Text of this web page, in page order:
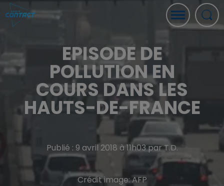
EPISODE DE
POLLUTION EN
COURS DANS LES
HAUTS-DE-FRANCE
Publié : 9 avril 2018 à 11h03 par T.D.
Crédit image:AFP